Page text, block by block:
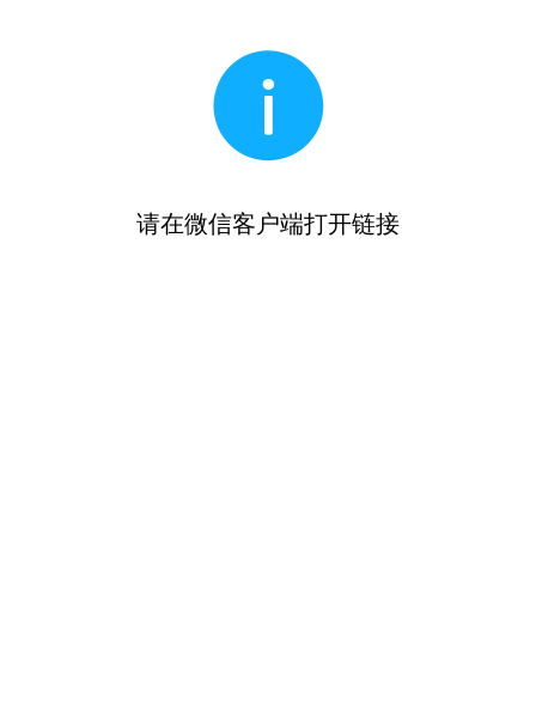
请在微信客户端打开链接